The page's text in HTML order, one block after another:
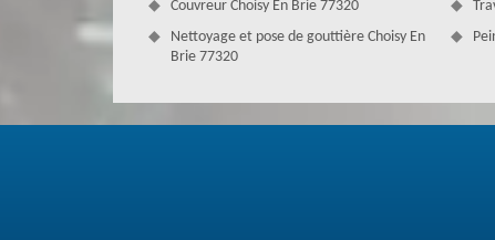
Prévoir des travaux de nettoyage
Afin de bien entretenir et maintenir l’état de vote
Couvreur Choisy En Brie 77320
Nettoyage et pose de gouttière Choisy En
Brie 77320